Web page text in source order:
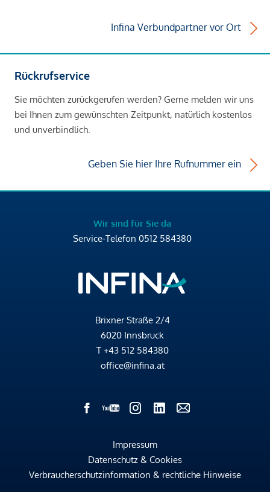
Infina Verbundpartner vor Ort
Rückrufservice
Sie möchten zurückgerufen werden? Gerne melden wir uns
bei Ihnen zum gewünschten Zeitpunkt, natürlich kostenlos
und unverbindlich.
Geben Sie hier Ihre Rufnummer ein
Wir sind für Sie da
Service-Telefon 0512 584380
Brixner Straße 2/4
6020 Innsbruck
T +43 512 584380
office@infina.at
Impressum
Datenschutz & Cookies
Verbraucherschutzinformation & rechtliche Hinweise